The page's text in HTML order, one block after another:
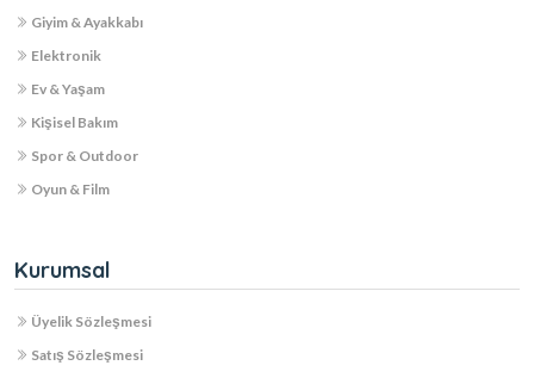
Giyim & Ayakkabı
Elektronik
Ev & Yaşam
Kişisel Bakım
Spor & Outdoor
Oyun & Film
Kurumsal
Üyelik Sözleşmesi
Satış Sözleşmesi